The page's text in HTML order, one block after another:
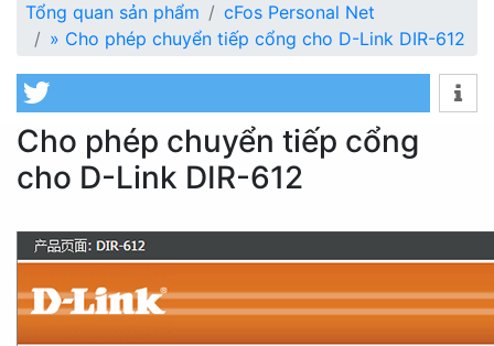
Tổng quan sản phẩm
cFos Personal Net
» Cho phép chuyển tiếp cổng cho D-Link DIR-612
Cho phép chuyển tiếp cổng
cho D-Link DIR-612